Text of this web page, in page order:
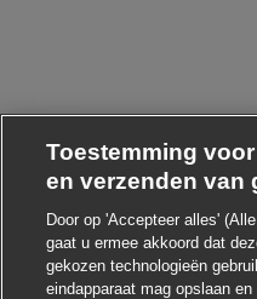
Toestemming
en verzenden van
Door op 'Accepteer alles'
gaat u ermee akkoord dat
gekozen technologieën
eindapparaat mag opslaan
! Heb je interesse in deze